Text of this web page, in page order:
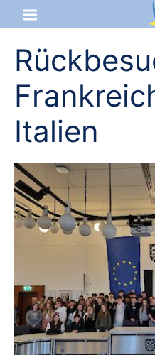
Startseite
Aktuelles
Das sind wir
Lernangebot
Service & Infos
Italien